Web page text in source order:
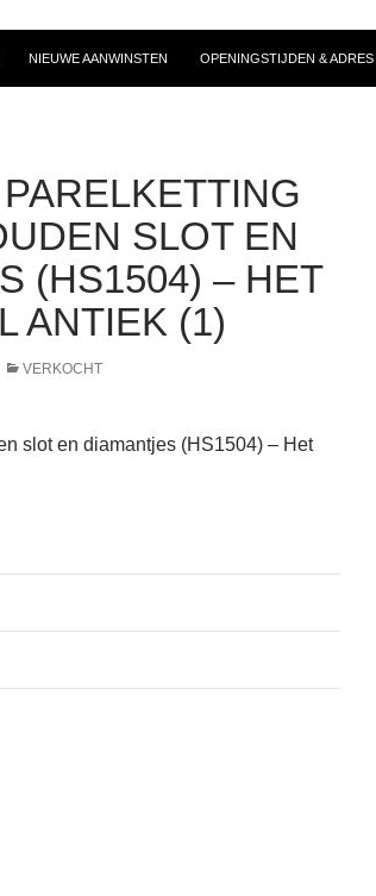
NIEUWE AANWINSTEN OPENINGSTIJDEN & ADRES
SLOT EN
(HS1504) – HET
ANTIEK (1)
VERKOCHT
slot en diamantjes (HS1504) – Het